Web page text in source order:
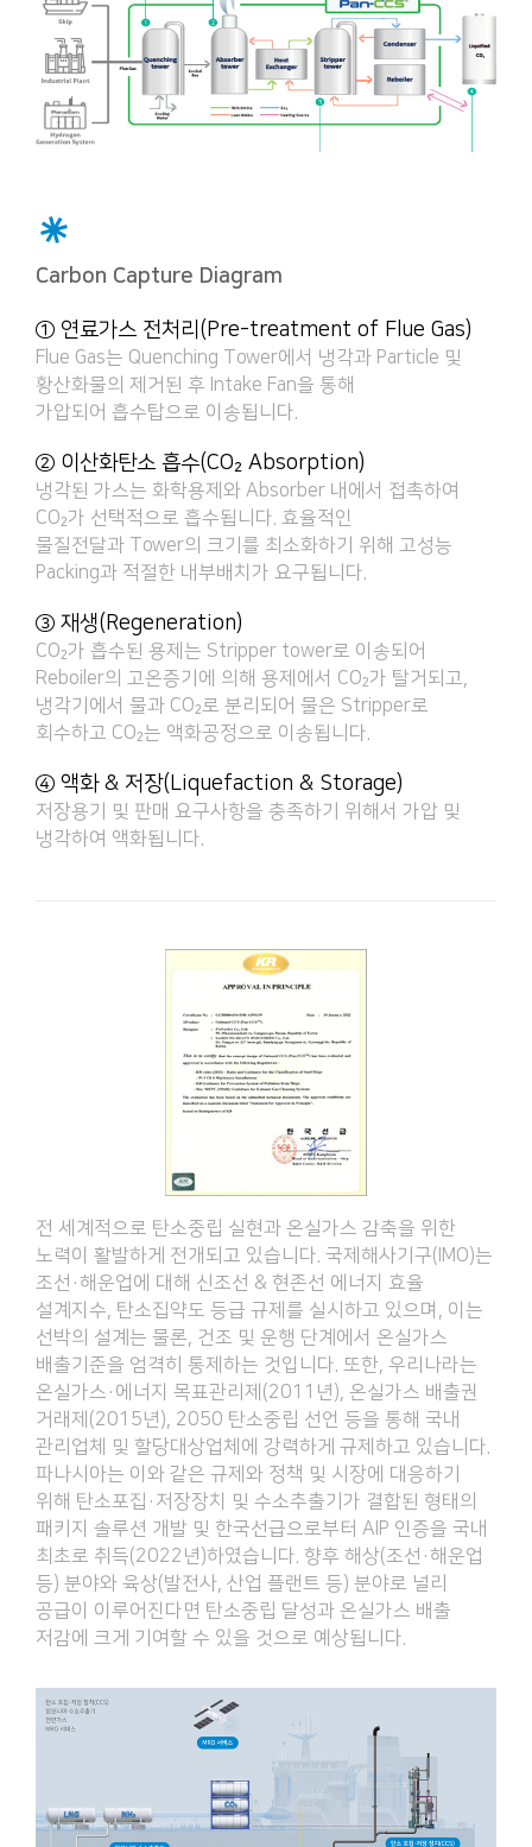
Carbon Capture Diagram
① 연료가스 전처리(Pre-treatment of Flue Gas)
Flue Gas는 Quenching Tower에서 냉각과 Particle 및
황산화물의 제거된 후 Intake Fan을 통해
가압되어 흡수탑으로 이송됩니다.
② 이산화탄소 흡수(CO₂ Absorption)
냉각된 가스는 화학용제와 Absorber 내에서 접촉하여
CO₂가 선택적으로 흡수됩니다. 효율적인
물질전달과 Tower의 크기를 최소화하기 위해 고성능
Packing과 적절한 내부배치가 요구됩니다.
③ 재생(Regeneration)
CO₂가 흡수된 용제는 Stripper tower로 이송되어
Reboiler의 고온증기에 의해 용제에서 CO₂가 탈거되고,
냉각기에서 물과 CO₂로 분리되어 물은 Stripper로
회수하고 CO₂는 액화공정으로 이송됩니다.
④ 액화 & 저장(Liquefaction & Storage)
저장용기 및 판매 요구사항을 충족하기 위해서 가압 및
냉각하여 액화됩니다.
전 세계적으로 탄소중립 실현과 온실가스 감축을 위한
노력이 활발하게 전개되고 있습니다. 국제해사기구(IMO)는
조선·해운업에 대해 신조선 & 현존선 에너지 효율
설계지수, 탄소집약도 등급 규제를 실시하고 있으며, 이는
선박의 설계는 물론, 건조 및 운행 단계에서 온실가스
배출기준을 엄격히 통제하는 것입니다. 또한, 우리나라는
온실가스·에너지 목표관리제(2011년), 온실가스 배출권
거래제(2015년), 2050 탄소중립 선언 등을 통해 국내
관리업체 및 할당대상업체에 강력하게 규제하고 있습니다.
파나시아는 이와 같은 규제와 정책 및 시장에 대응하기
위해 탄소포집·저장장치 및 수소추출기가 결합된 형태의
패키지 솔루션 개발 및 한국선급으로부터 AIP 인증을 국내
최초로 취득(2022년)하였습니다. 향후 해상(조선·해운업
등) 분야와 육상(발전사, 산업 플랜트 등) 분야로 널리
공급이 이루어진다면 탄소중립 달성과 온실가스 배출
저감에 크게 기여할 수 있을 것으로 예상됩니다.